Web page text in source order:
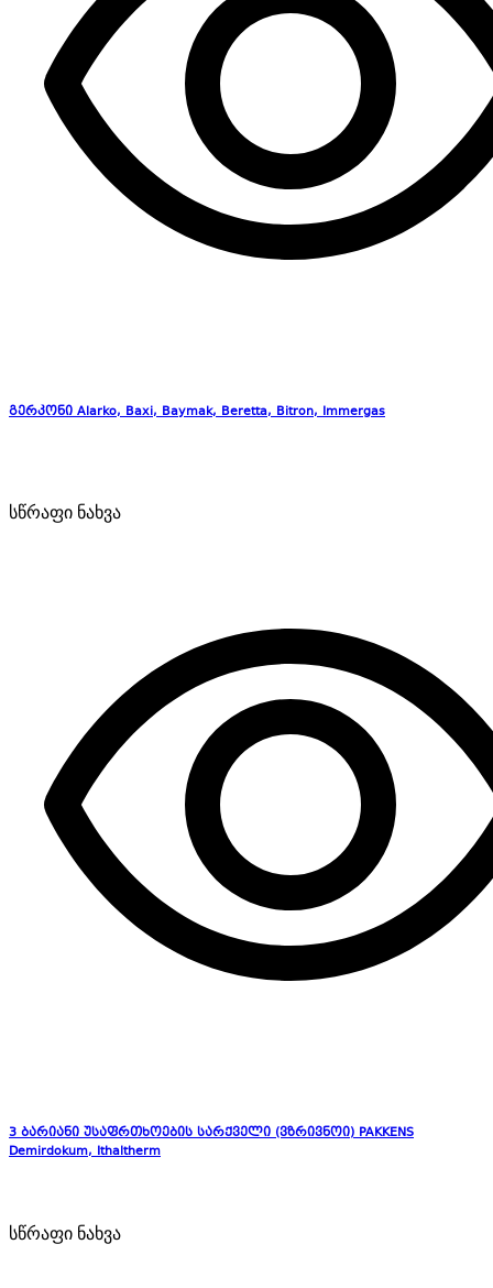
გერკონი Alarko, Baxi, Baymak, Beretta, Bitron, Immergas
სწრაფი ნახვა
3 ბარიანი უსაფრთხოების სარქველი (ვზრივნოი) PAKKENS
Demirdokum, Ithaltherm
სწრაფი ნახვა